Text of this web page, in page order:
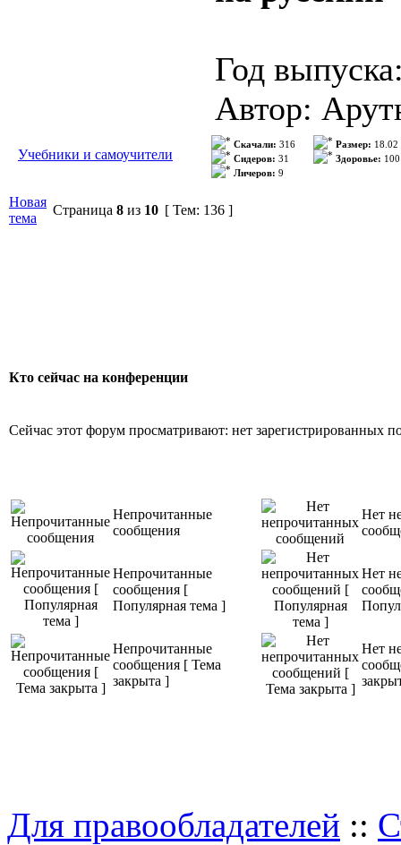
Описание:
Подробнее
Год
Автор:
Серия: Для
Описание:
Особое
Учебники и самоучители
Скачали: 316
Сидеров: 31
Личеров: 9
Размер:
Здоровье: 100
Новая
тема
Страница 8 из 10 [ Тем: 136 ]
Кто сейчас на конференции
Сейчас этот форум просматривают: нет зарегистрированных
Непрочитанные
сообщения
Нет
Непрочитанные
сообщения [
Популярная тема ]
Нет
Непрочитанные
сообщения [ Тема
закрыта ]
Нет
Для правообладателей ::